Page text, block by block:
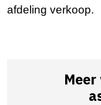
afdeling verkoop.